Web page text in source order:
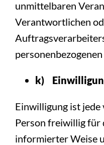
unmittelbaren
Verantwortlichen
k)
Einwilligung ist
Person freiwillig für
informierter Weise